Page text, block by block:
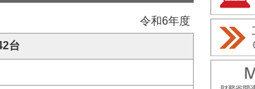
令和6年度
台